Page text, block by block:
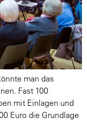
man das
Fast 100
mit Einlagen und
Euro die Grundlage